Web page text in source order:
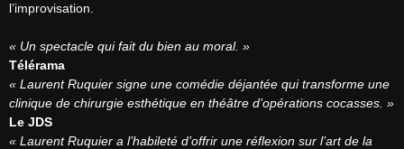
l’improvisation.
« Un spectacle qui fait du bien au moral. »
Télérama
« Laurent Ruquier signe une comédie déjantée qui transforme une
clinique de chirurgie esthétique en théâtre d’opérations cocasses. »
Le JDS
« Laurent Ruquier a l’habileté d’offrir une réflexion sur l’art de la